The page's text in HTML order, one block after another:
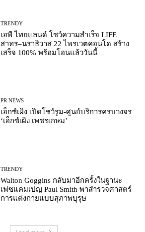
TRENDY
เอพี ไทยแลนด์ โชว์ความสำเร็จ LIFE
สาทร–นราธิวาส 22 ไพรเวตคอนโด สร้าง
เสร็จ 100% พร้อมโอนแล้ววันนี้
PR NEWS
เอ็กซ์เผิง เปิดโชว์รูม-ศูนย์บริการครบวงจร
‘เอ็กซ์เผิง เพชรเกษม’
TRENDY
Walton Goggins กลับมาอีกครั้งในฐานะ
เฟซแคมเปญ Paul Smith พาสำรวจศาสตร์
การแต่งกายแบบสุภาพบุรุษ